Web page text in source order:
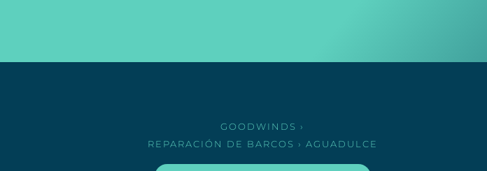
GOODWINDS ›
REPARACIÓN DE BARCOS › AGUADULCE